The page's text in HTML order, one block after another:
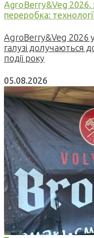
AgroBerry&Veg 2026.
переробка:
AgroBerry&Veg 2026 у
галузі долучаються
події року
05.08.2026